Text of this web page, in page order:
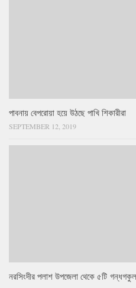
পাবনায় বেপরোয়া হয়ে উঠছে পাখি শিকারীরা
SEPTEMBER 12, 2019
নরসিংদীর পলাশ উপজেলা থেকে ৫টি